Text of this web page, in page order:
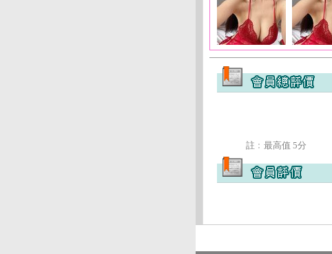
註﹕最高值 5分